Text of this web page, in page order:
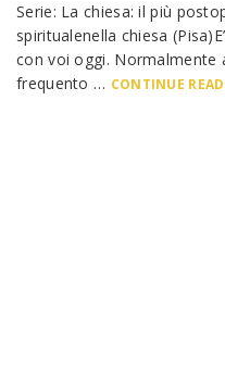
Serie: La chiesa: il più
spiritualenella chiesa
con voi oggi. Normalmente
frequento … CONTINUE